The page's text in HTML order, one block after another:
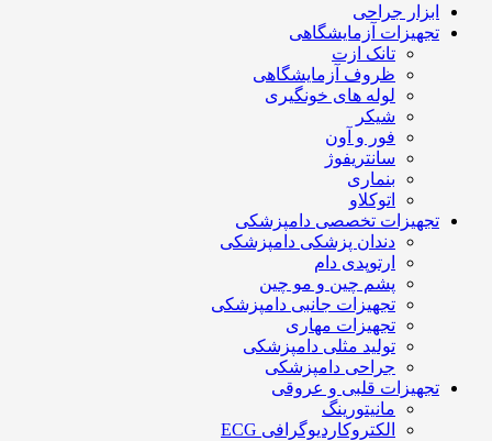
ابزار جراحی
تجهیزات آزمایشگاهی
تانک ازت
ظروف آزمایشگاهی
لوله های خونگیری
شیکر
فور و آون
سانتریفوژ
بنماری
اتوکلاو
تجهیزات تخصصی دامپزشکی
دندان پزشکی دامپزشکی
ارتوپدی دام
پشم چین و مو چین
تجهیزات جانبی دامپزشکی
تجهیزات مهاری
تولید مثلی دامپزشکی
جراحی دامپزشکی
تجهیزات قلبی و عروقی
مانیتورینگ
الکتروکاردیوگرافی ECG